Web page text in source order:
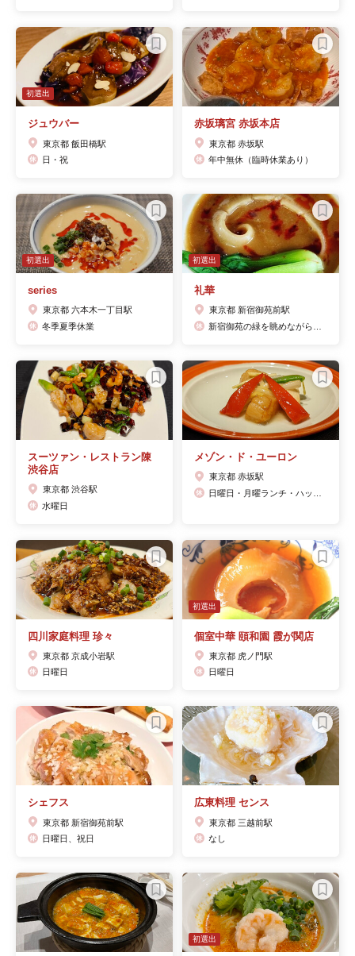
初選出
ジュウバー
東京都 飯田橋駅
日・祝
赤坂璃宮 赤坂本店
東京都 赤坂駅
年中無休（臨時休業あり）
初選出
series
東京都 六本木一丁目駅
冬季夏季休業
初選出
礼華
東京都 新宿御苑前駅
スーツァン・レストラン陳
渋谷店
東京都 渋谷駅
水曜日
メゾン・ド・ユーロン
東京都 赤坂駅
四川家庭料理 珍々
東京都 京成小岩駅
日曜日
初選出
個室中華 頤和園 霞が関店
東京都 虎ノ門駅
日曜日
シェフス
東京都 新宿御苑前駅
日曜日、祝日
広東料理 センス
東京都 三越前駅
なし
初選出